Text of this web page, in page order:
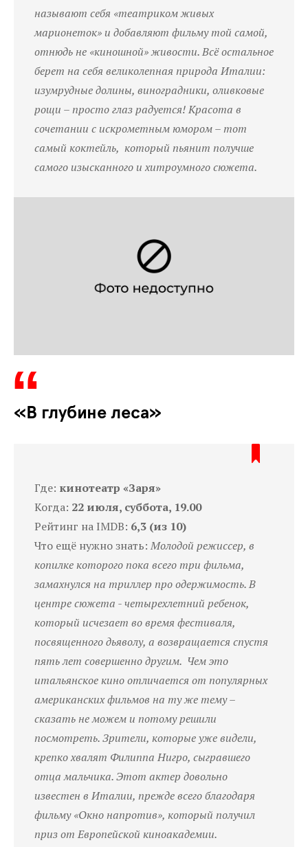
называют себя «театриком живых
марионеток» и добавляют фильму той самой,
отнюдь не «киношной» живости. Всё остальное
берет на себя великолепная природа Италии:
изумрудные долины, виноградники, оливковые
рощи – просто глаз радуется! Красота в
сочетании с искрометным юмором – тот
самый коктейль, который пьянит получше
самого изысканного и хитроумного сюжета.
«В глубине леса»
Где: кинотеатр «Заря»
Когда: 22 июля, суббота, 19.00
Рейтинг на IMDB: 6,3 (из 10)
Что ещё нужно знать: Молодой режиссер, в
копилке которого пока всего три фильма,
замахнулся на триллер про одержимость. В
центре сюжета - четырехлетний ребенок,
который исчезает во время фестиваля,
посвященного дьяволу, а возвращается спустя
пять лет совершенно другим. Чем это
итальянское кино отличается от популярных
американских фильмов на ту же тему –
сказать не можем и потому решили
посмотреть. Зрители, которые уже видели,
крепко хвалят Филиппа Нигро, сыгравшего
отца мальчика. Этот актер довольно
известен в Италии, прежде всего благодаря
фильму «Окно напротив», который получил
приз от Европейской киноакадемии.